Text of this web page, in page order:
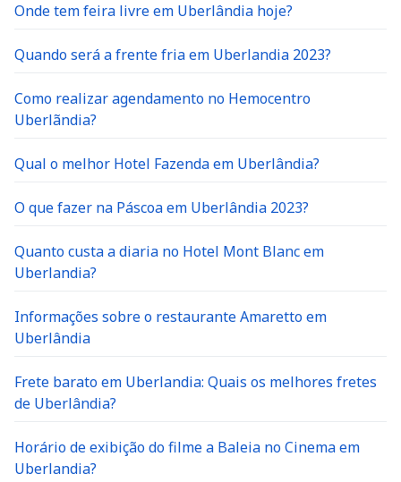
Onde tem feira livre em Uberlândia hoje?
Quando será a frente fria em Uberlandia 2023?
Como realizar agendamento no Hemocentro
Uberlãndia?
Qual o melhor Hotel Fazenda em Uberlândia?
O que fazer na Páscoa em Uberlândia 2023?
Quanto custa a diaria no Hotel Mont Blanc em
Uberlandia?
Informações sobre o restaurante Amaretto em
Uberlândia
Frete barato em Uberlandia: Quais os melhores fretes
de Uberlândia?
Horário de exibição do filme a Baleia no Cinema em
Uberlandia?